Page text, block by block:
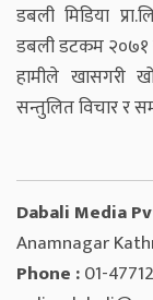
डबली मिडिया
डबली डटकम २०७१
हामीले खासगरी
सन्तुलित विचार र
Dabali Media
Anamnagar
Phone :01-